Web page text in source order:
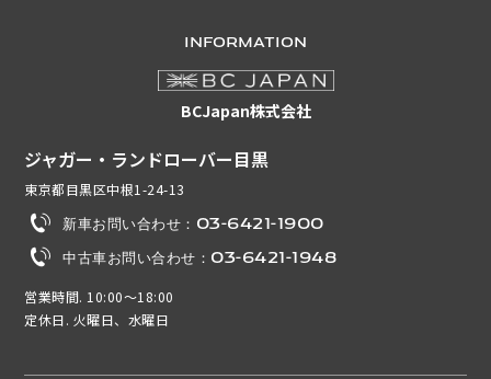
INFORMATION
BCJapan株式会社
ジャガー・ランドローバー目黒
東京都目黒区中根1-24-13
新車お問い合わせ：03-6421-1900
中古車お問い合わせ：03-6421-1948
営業時間. 10:00～18:00
定休日. 火曜日、水曜日